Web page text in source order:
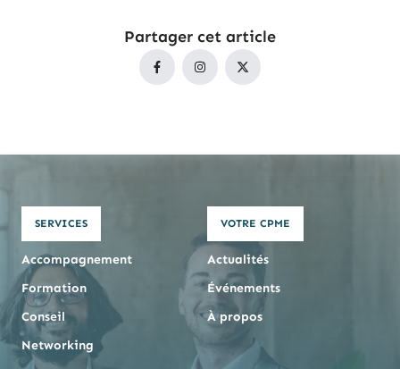
Partager cet article
SERVICES
Accompagnement
Formation
Conseil
Networking
VOTRE CPME
Actualités
Événements
À propos